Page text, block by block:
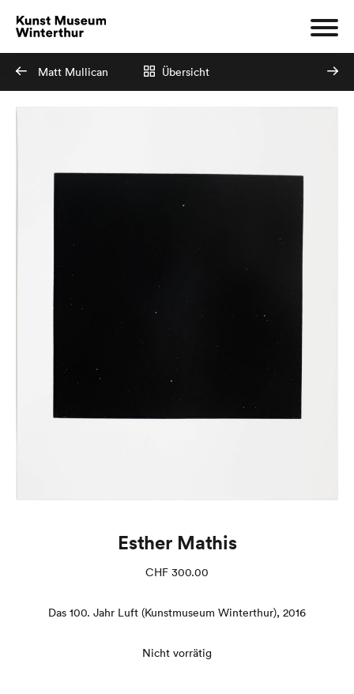
Matt Mullican Übersicht
Esther Mathis
CHF 300.00
Das 100. Jahr Luft (Kunstmuseum Winterthur), 2016
Nicht vorrätig